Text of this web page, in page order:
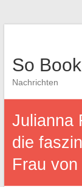
So
Nachrichten
Julianna
die
Frau